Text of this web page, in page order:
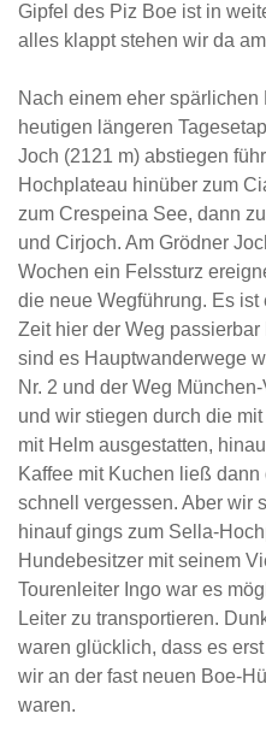
Gipfel des Piz Boe ist in
alles klappt stehen wir da
Nach einem eher
heutigen längeren
Joch (2121 m) abstiegen
Hochplateau hinüber zum
zum Crespeina See, dann
und Cirjoch. Am Grödner
Wochen ein Felssturz
die neue Wegführung. Es
Zeit hier der Weg
sind es Hauptwanderwege
Nr. 2 und der Weg
und wir stiegen durch die
mit Helm ausgestatten,
Kaffee mit Kuchen ließ
schnell vergessen. Aber wir
hinauf gings zum Sella-
Hundebesitzer mit seinem
Tourenleiter Ingo war es
Leiter zu transportieren.
waren glücklich, dass es
wir an der fast neuen Boe-
waren.